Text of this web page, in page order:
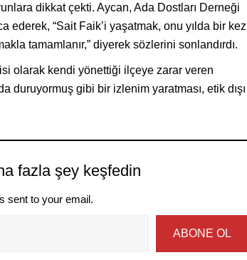
dikkat çekti. Aycan, Ada Dostları Derneği
ederek, “Sait Faik’i yaşatmak, onu yılda bir kez
tamamlanır,” diyerek sözlerini sonlandırdı.
olarak kendi yönettiği ilçeye zarar veren
duruyormuş gibi bir izlenim yaratması, etik dışı
fazla şey keşfedin
sent to your email.
ABONE OL